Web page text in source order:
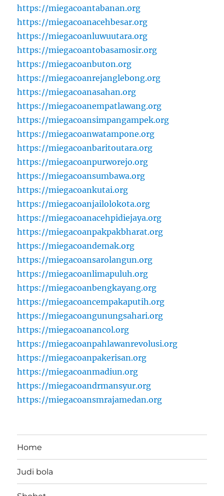
https://miegacoantabanan.org
https://miegacoanacehbesar.org
https://miegacoanluwuutara.org
https://miegacoantobasamosir.org
https://miegacoanbuton.org
https://miegacoanrejanglebong.org
https://miegacoanasahan.org
https://miegacoanempatlawang.org
https://miegacoansimpangampek.org
https://miegacoanwatampone.org
https://miegacoanbaritoutara.org
https://miegacoanpurworejo.org
https://miegacoansumbawa.org
https://miegacoankutai.org
https://miegacoanjailolokota.org
https://miegacoanacehpidiejaya.org
https://miegacoanpakpakbharat.org
https://miegacoandemak.org
https://miegacoansarolangun.org
https://miegacoanlimapuluh.org
https://miegacoanbengkayang.org
https://miegacoancempakaputih.org
https://miegacoangunungsahari.org
https://miegacoanancol.org
https://miegacoanpahlawanrevolusi.org
https://miegacoanpakerisan.org
https://miegacoanmadiun.org
https://miegacoandrmansyur.org
https://miegacoansmrajamedan.org
Home
Judi bola